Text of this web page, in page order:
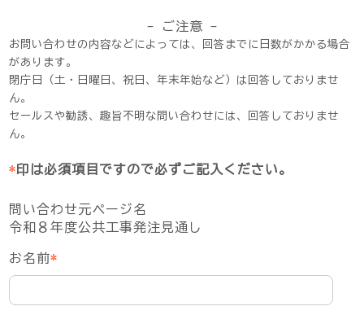
- ご注意 -
お問い合わせの内容などによっては、回答までに日数がかかる場合
があります。
閉庁日（土・日曜日、祝日、年末年始など）は回答しておりませ
ん。
セールスや勧誘、趣旨不明な問い合わせには、回答しておりませ
ん。
*印は必須項目ですので必ずご記入ください。
問い合わせ元ページ名
令和８年度公共工事発注見通し
お名前*